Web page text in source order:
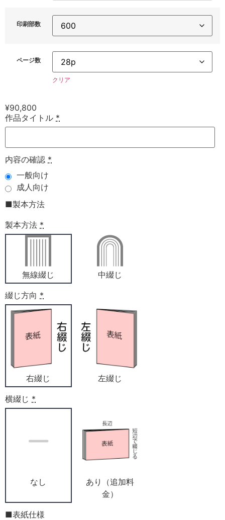
印刷部数
ページ数
クリア
¥90,800
作品タイトル *
内容の確認 *
一般向け
成人向け
■製本方法
製本方法 *
無線綴じ 中綴じ
綴じ方向 *
右綴じ 左綴じ
横綴じ *
なし
あり（追加料
金）
■表紙仕様